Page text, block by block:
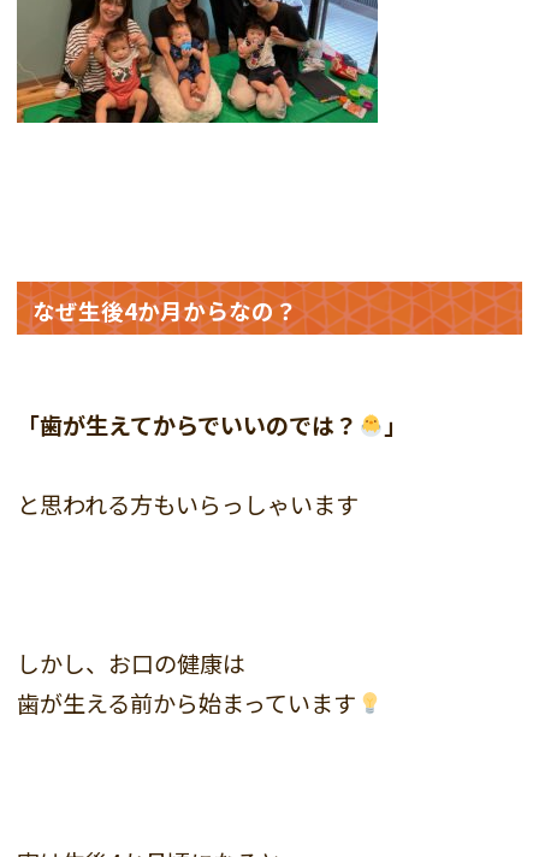
なぜ生後4か月からなの？
「歯が生えてからでいいのでは？ 」
と思われる方もいらっしゃいます
しかし、お口の健康は
歯が生える前から始まっています